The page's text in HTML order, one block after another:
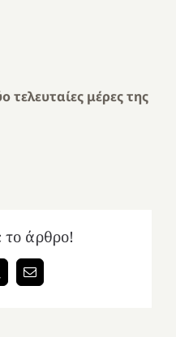
τελευταίες μέρες της
το άρθρο!
Email